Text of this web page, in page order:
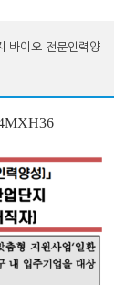
바이오 전문인력양